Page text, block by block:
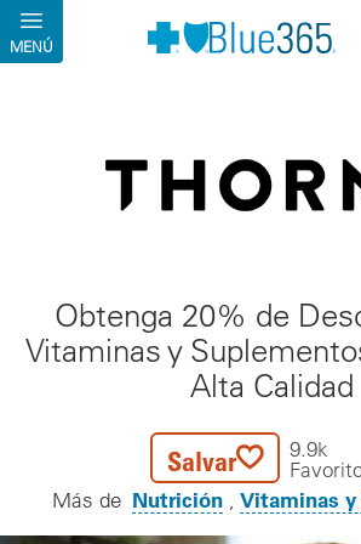
Pasar al contenido principal
MENÚ
Obtenga 20% de
Vitaminas y
Alta Calidad
Salvar
9.9k
Más de Nutrición Vitaminas